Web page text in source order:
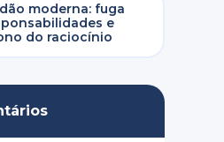
moderna: fuga
e
do raciocínio